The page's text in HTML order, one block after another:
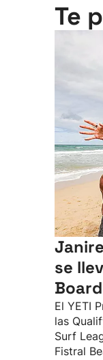
Te
se
El YETI
las
Surf
Fistral